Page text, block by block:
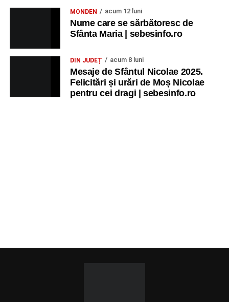
MONDEN acum 12 luni
Nume care se sărbătoresc de
Sfânta Maria | sebesinfo.ro
DIN JUDEȚ acum 8 luni
Mesaje de Sfântul Nicolae 2025.
Felicitări și urări de Moș Nicolae
pentru cei dragi | sebesinfo.ro